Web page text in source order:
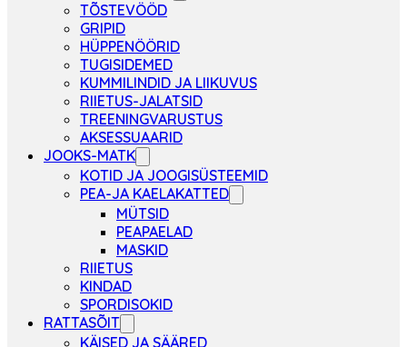
TÕSTEVÖÖD
GRIPID
HÜPPENÖÖRID
TUGISIDEMED
KUMMILINDID JA LIIKUVUS
RIIETUS-JALATSID
TREENINGVARUSTUS
AKSESSUAARID
JOOKS-MATK
KOTID JA JOOGISÜSTEEMID
PEA-JA KAELAKATTED
MÜTSID
PEAPAELAD
MASKID
RIIETUS
KINDAD
SPORDISOKID
RATTASÕIT
KÄISED JA SÄÄRED